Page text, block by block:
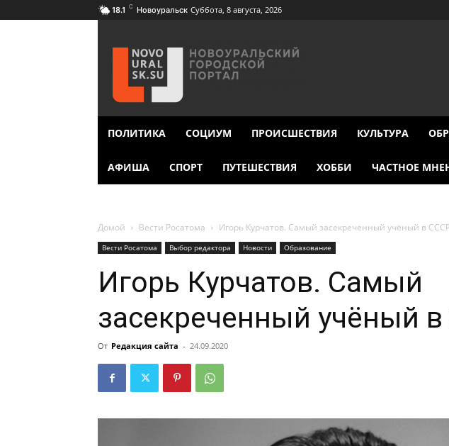
18.1 C Новоуральск Суббота, 8 августа, 2026
ПОЛИТИКА СОЦИУМ ПРОИСШЕСТВИЯ КУЛЬТУРА
АФИША СПОРТ ПУТЕШЕСТВИЯ ХОББИ ЧАСТНОЕ
Домой Вести Росатома Игорь Курчатов. Самый засекреченный учёный в
Вести Росатома Выбор редактора Новости Образование
Игорь Курчатов. Самый
засекреченный учёный
От Редакция сайта - 24.09.2020